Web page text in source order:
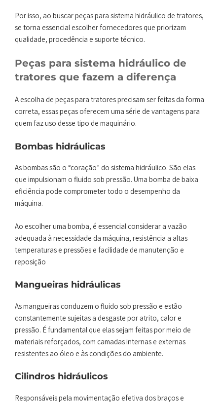
Por isso, ao buscar peças para sistema hidráulico de tratores,
se torna essencial escolher fornecedores que priorizam
qualidade, procedência e suporte técnico.
Peças para sistema hidráulico de
tratores que fazem a diferença
A escolha de peças para tratores precisam ser feitas da forma
correta, essas peças oferecem uma série de vantagens para
quem faz uso desse tipo de maquinário.
Bombas hidráulicas
As bombas são o “coração” do sistema hidráulico. São elas
que impulsionam o fluido sob pressão. Uma bomba de baixa
eficiência pode comprometer todo o desempenho da
máquina.
Ao escolher uma bomba, é essencial considerar a vazão
adequada à necessidade da máquina, resistência a altas
temperaturas e pressões e facilidade de manutenção e
reposição
Mangueiras hidráulicas
As mangueiras conduzem o fluido sob pressão e estão
constantemente sujeitas a desgaste por atrito, calor e
pressão. É fundamental que elas sejam feitas por meio de
materiais reforçados, com camadas internas e externas
resistentes ao óleo e às condições do ambiente.
Cilindros hidráulicos
Responsáveis pela movimentação efetiva dos braços e